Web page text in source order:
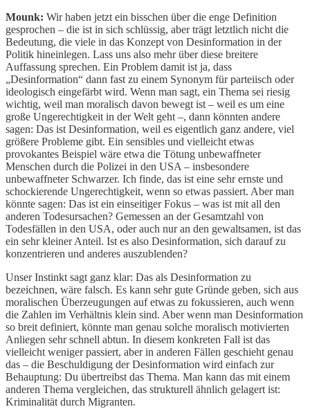
Mounk: Wir haben jetzt ein bisschen über die enge Definition
gesprochen – die ist in sich schlüssig, aber trägt letztlich nicht die
Bedeutung, die viele in das Konzept von Desinformation in der
Politik hineinlegen. Lass uns also mehr über diese breitere
Auffassung sprechen. Ein Problem damit ist ja, dass
„Desinformation“ dann fast zu einem Synonym für parteiisch oder
ideologisch eingefärbt wird. Wenn man sagt, ein Thema sei riesig
wichtig, weil man moralisch davon bewegt ist – weil es um eine
große Ungerechtigkeit in der Welt geht –, dann könnten andere
sagen: Das ist Desinformation, weil es eigentlich ganz andere, viel
größere Probleme gibt. Ein sensibles und vielleicht etwas
provokantes Beispiel wäre etwa die Tötung unbewaffneter
Menschen durch die Polizei in den USA – insbesondere
unbewaffneter Schwarzer. Ich finde, das ist eine sehr ernste und
schockierende Ungerechtigkeit, wenn so etwas passiert. Aber man
könnte sagen: Das ist ein einseitiger Fokus – was ist mit all den
anderen Todesursachen? Gemessen an der Gesamtzahl von
Todesfällen in den USA, oder auch nur an den gewaltsamen, ist das
ein sehr kleiner Anteil. Ist es also Desinformation, sich darauf zu
konzentrieren und anderes auszublenden?
Unser Instinkt sagt ganz klar: Das als Desinformation zu
bezeichnen, wäre falsch. Es kann sehr gute Gründe geben, sich aus
moralischen Überzeugungen auf etwas zu fokussieren, auch wenn
die Zahlen im Verhältnis klein sind. Aber wenn man Desinformation
so breit definiert, könnte man genau solche moralisch motivierten
Anliegen sehr schnell abtun. In diesem konkreten Fall ist das
vielleicht weniger passiert, aber in anderen Fällen geschieht genau
das – die Beschuldigung der Desinformation wird einfach zur
Behauptung: Du übertreibst das Thema. Man kann das mit einem
anderen Thema vergleichen, das strukturell ähnlich gelagert ist:
Kriminalität durch Migranten.